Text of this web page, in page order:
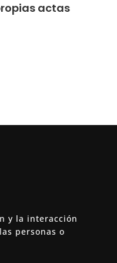
actas
y la interacción
personas o